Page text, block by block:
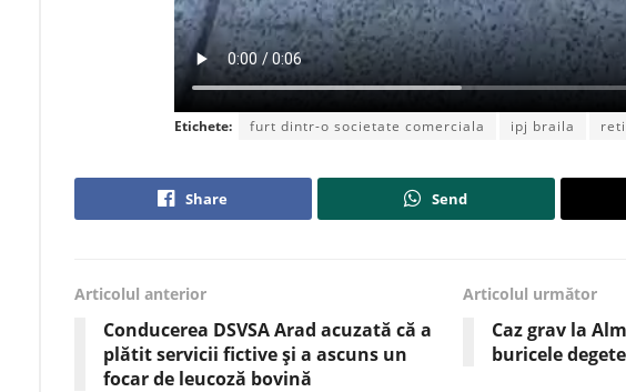
Etichete: furt dintr-o societate comerciala ipj braila
Share Send
Articolul anterior
Conducerea DSVSA Arad acuzată că a
plătit servicii fictive și a ascuns un
focar de leucoză bovină
Articolul următor
Caz grav la
buricele